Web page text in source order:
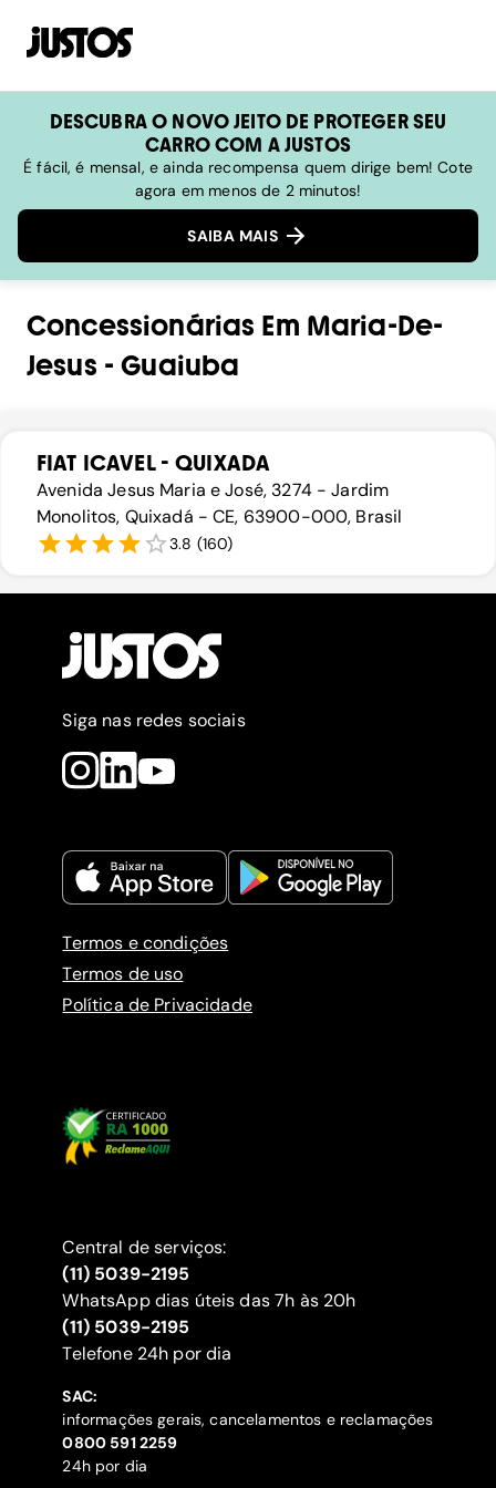
DESCUBRA O NOVO JEITO DE PROTEGER SEU
CARRO COM A JUSTOS
É fácil, é mensal, e ainda recompensa quem dirige bem! Cote
agora em menos de 2 minutos!
SAIBA MAIS
Concessionárias Em Maria-De-
Jesus -Guaiuba
FIAT ICAVEL - QUIXADA
Avenida Jesus Maria e José, 3274 - Jardim
Monolitos, Quixadá - CE, 63900-000, Brasil
3.8 (160)
Siga nas redes sociais
Termos e condições
Termos de uso
Política de Privacidade
Central de serviços:
(11) 5039-2195
WhatsApp dias úteis das 7h às 20h
(11) 5039-2195
‍Telefone 24h por dia
SAC:
informações gerais, cancelamentos e reclamações
‍0800 591 2259
24h por dia